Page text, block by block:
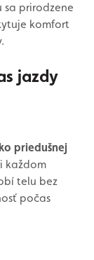
sa prirodzene
komfort
jazdy
priedušnej
každom
telu bez
počas